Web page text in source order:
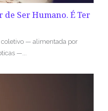
Ser Humano. É Ter
coletivo — alimentada por
—...